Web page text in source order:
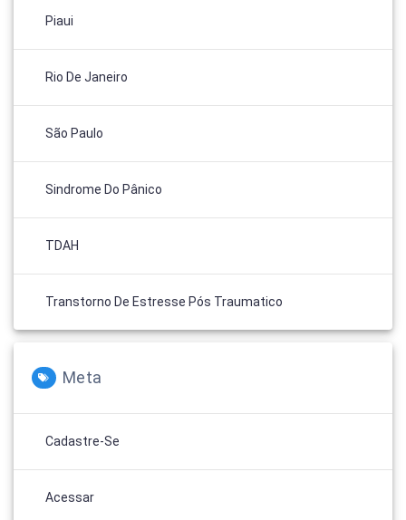
Piaui
Rio De Janeiro
São Paulo
Sindrome Do Pânico
TDAH
Transtorno De Estresse Pós Traumatico
Meta
Cadastre-Se
Acessar